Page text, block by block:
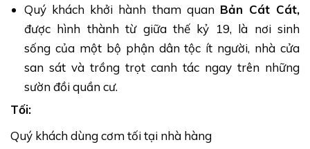
Thưởng thứcẩm thực hấp dẫn tại Sapa, Mai
Châu, Mộc Châu.
Những trải nghiệm thú vị trong hành
trình khám phá Tây Bắc
Tour Du lịch Sapa - Mộc Châu - Mai Châu 4N3Đ
nhất tại vùng Tây Bắc xinh đẹp, hãy cùng
Quý khách khởi hành tham quan Bản Cát Cát,
được hình thành từ giữa thế kỷ 19, là nơi sinh
sống của một bộ phận dân tộc ít người, nhà cửa
san sát và trồng trọt canh tác ngay trên những
sườn đồi quần cư.
Tối:
Quý khách dùng cơm tối tại nhà hàng